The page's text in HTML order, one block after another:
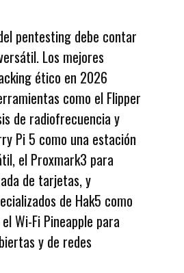
pentesting debe contar
Los mejores
ético en 2026
como el Flipper
de radiofrecuencia y
Pi 5 como una estación
el Proxmark3 para
de tarjetas, y
de Hak5 como
Wi-Fi Pineapple para
y de redes